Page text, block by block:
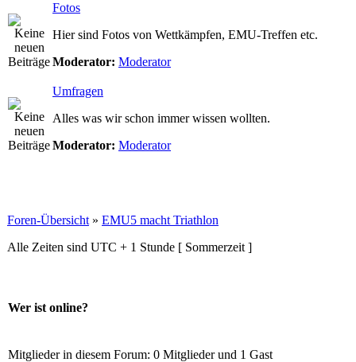
Fotos
Hier sind Fotos von Wettkämpfen, EMU-Treffen etc.
Moderator: Moderator
Umfragen
Alles was wir schon immer wissen wollten.
Moderator: Moderator
Foren-Übersicht » EMU5 macht Triathlon
Alle Zeiten sind UTC + 1 Stunde [ Sommerzeit ]
Wer ist online?
Mitglieder in diesem Forum: 0 Mitglieder und 1 Gast